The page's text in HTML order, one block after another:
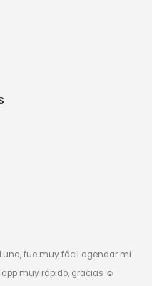
fue muy fácil agendar mi
muy rápido, gracias ☺️